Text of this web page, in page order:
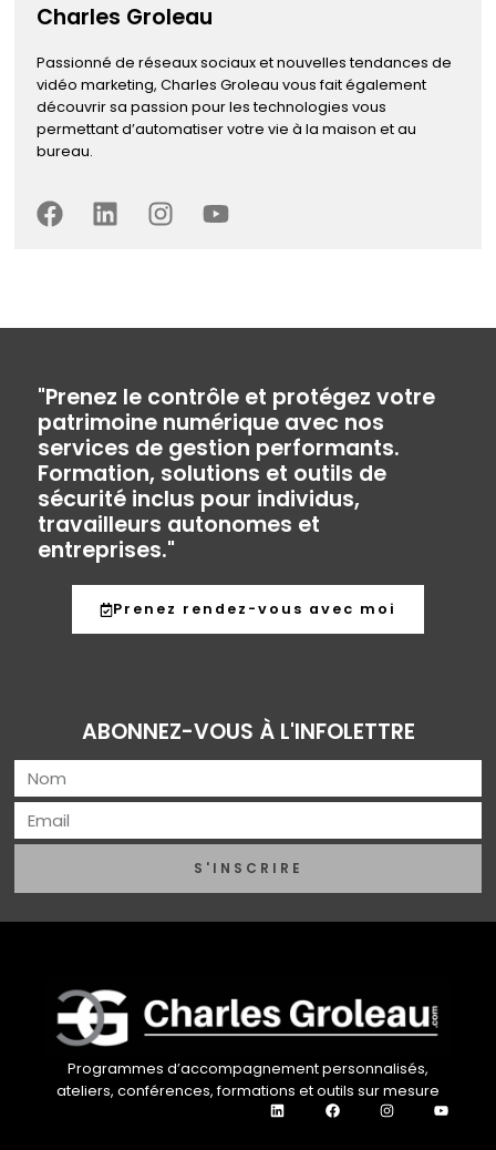
Charles Groleau
Passionné de réseaux sociaux et nouvelles tendances de
vidéo marketing, Charles Groleau vous fait également
découvrir sa passion pour les technologies vous
permettant d’automatiser votre vie à la maison et au
bureau.
"Prenez le contrôle et protégez votre
patrimoine numérique avec nos
services de gestion performants.
Formation, solutions et outils de
sécurité inclus pour individus,
travailleurs autonomes et
entreprises."
Prenez rendez-vous avec moi
ABONNEZ-VOUS À L'INFOLETTRE
S'INSCRIRE
Programmes d’accompagnement personnalisés,
ateliers, conférences, formations et outils sur mesure